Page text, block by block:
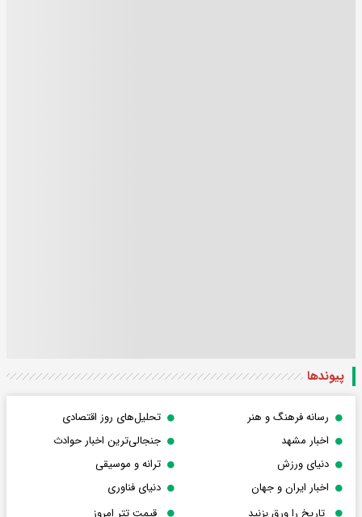
پیوندها
رسانه فرهنگ و هنر
تحلیل‌های روز اقتصادی
اخبار مشهد
جنجالی‌ترین اخبار حوادث
دنیای ورزش
ترانه و موسیقی
اخبار ایران و جهان
دنیای فناوری
تاریخ را ورق بزنید
قیمت تتر امروز